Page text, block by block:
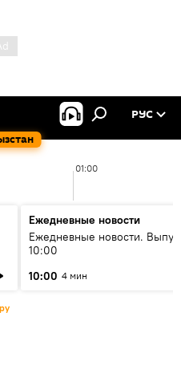
РУС
01:00
Ежедневные новости
Ежедневные новости.
10:00
10:00 4 мин